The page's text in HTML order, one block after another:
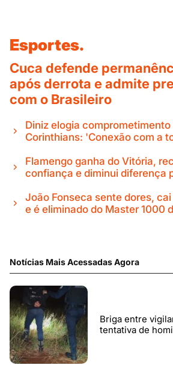
Esportes.
Cuca defende
após derrota e admite
com o Brasileiro
Diniz elogia
Corinthians: 'Conexão com a
Flamengo ganha do Vitória,
confiança e diminui diferença
João Fonseca sente dores,
e é eliminado do Master 1000
Notícias Mais Acessadas Agora
Briga entre
tentativa de